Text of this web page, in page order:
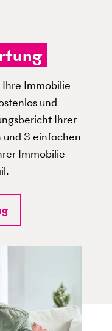
Ihre Immobilie
und
Ihrer
und 3 einfachen
Immobilie